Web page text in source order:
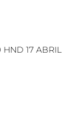
17 ABRIL